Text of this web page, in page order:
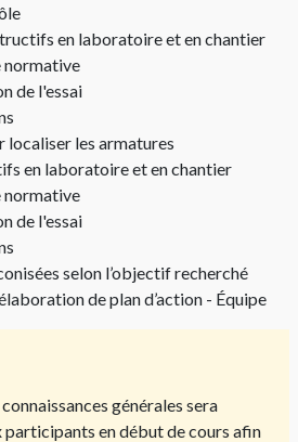
en laboratoire et en chantier
normative
de l'essai
localiser les armatures
en laboratoire et en chantier
normative
de l'essai
selon l’objectif recherché
de plan d’action - Équipe
générales sera
participants en début de cours afin